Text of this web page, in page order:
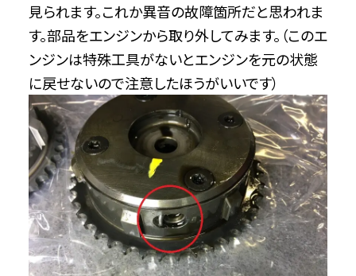
見られます。これか異音の故障箇所だと思われま
す。部品をエンジンから取り外してみます。（このエ
ンジンは特殊工具がないとエンジンを元の状態
に戻せないので注意したほうがいいです）